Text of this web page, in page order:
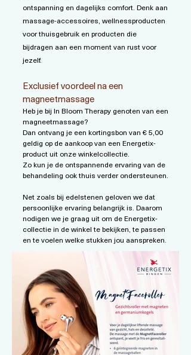
ontspanning en dagelijks comfort. Denk aan
massage-accessoires, wellnessproducten
voor thuisgebruik en producten die
bijdragen aan een moment van rust voor
jezelf.
Exclusief voordeel na een
magneetmassage
Heb je bij In Bloom Therapy genoten van een
magneetmassage?
Dan ontvang je een kortingsbon van € 5,00
geldig op de aankoop van een Energetix-
product uit onze winkelcollectie.
Zo kun je de ontspannende ervaring van de
behandeling ook thuis verder ondersteunen.
Net zoals bij edelstenen geloven we dat
persoonlijke ervaring belangrijk is. Daarom
nodigen we je graag uit om de Energetix-
collectie in de winkel te bekijken, te passen
en te voelen welke stukken jou aanspreken.